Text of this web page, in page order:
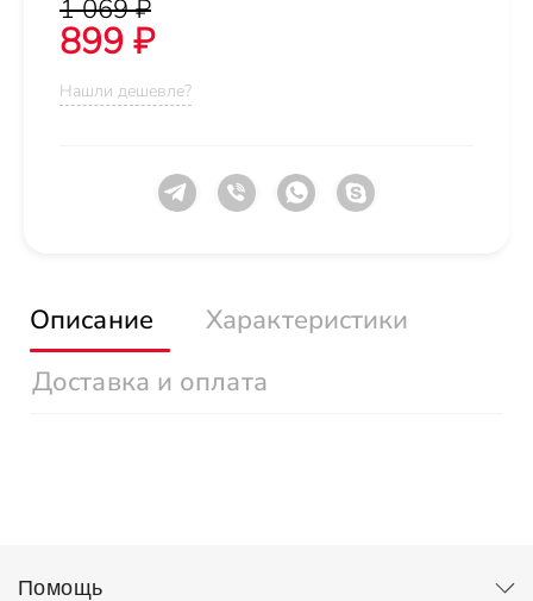
1 069 ₽
899 ₽
Нашли дешевле?
Описание
Характеристики
Доставка и оплата
Помощь